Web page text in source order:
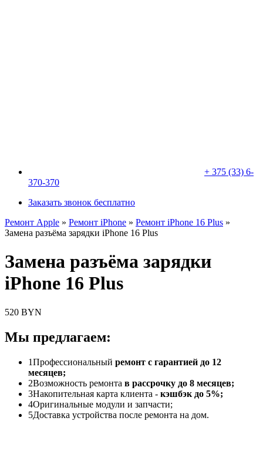
+ 375 (33) 6-
370-370
Заказать звонок бесплатно
Ремонт Apple » Ремонт iPhone » Ремонт iPhone 16 Plus »
Замена разъёма зарядки iPhone 16 Plus
Замена разъёма зарядки
iPhone 16 Plus
520 BYN
Мы предлагаем:
1Профессиональный ремонт с гарантией до 12
месяцев;
2Возможность ремонта в рассрочку до 8 месяцев;
3Накопительная карта клиента - кэшбэк до 5%;
4Оригинальные модули и запчасти;
5Доставка устройства после ремонта на дом.